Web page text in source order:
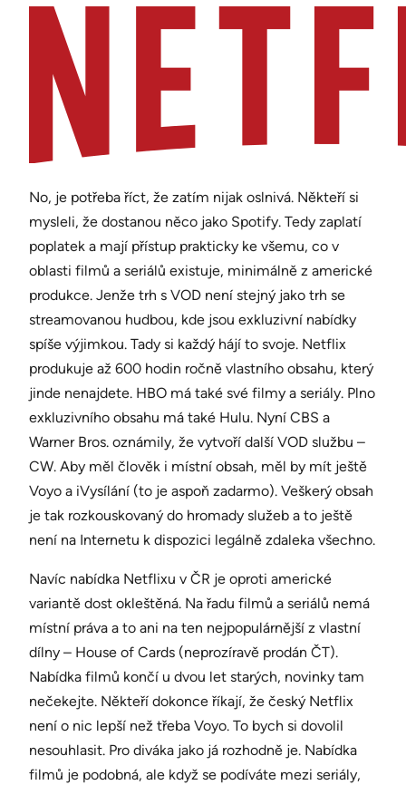
No, je potřeba říct, že zatím nijak oslnivá. Někteří si
mysleli, že dostanou něco jako Spotify. Tedy zaplatí
poplatek a mají přístup prakticky ke všemu, co v
oblasti filmů a seriálů existuje, minimálně z americké
produkce. Jenže trh s VOD není stejný jako trh se
streamovanou hudbou, kde jsou exkluzivní nabídky
spíše výjimkou. Tady si každý hájí to svoje. Netflix
produkuje až 600 hodin ročně vlastního obsahu, který
jinde nenajdete. HBO má také své filmy a seriály. Plno
exkluzivního obsahu má také Hulu. Nyní CBS a
Warner Bros. oznámily, že vytvoří další VOD službu –
CW. Aby měl člověk i místní obsah, měl by mít ještě
Voyo a iVysílání (to je aspoň zadarmo). Veškerý obsah
je tak rozkouskovaný do hromady služeb a to ještě
není na Internetu k dispozici legálně zdaleka všechno.
Navíc nabídka Netflixu v ČR je oproti americké
variantě dost okleštěná. Na řadu filmů a seriálů nemá
místní práva a to ani na ten nejpopulárnější z vlastní
dílny – House of Cards (neprozíravě prodán ČT).
Nabídka filmů končí u dvou let starých, novinky tam
nečekejte. Někteří dokonce říkají, že český Netflix
není o nic lepší než třeba Voyo. To bych si dovolil
nesouhlasit. Pro diváka jako já rozhodně je. Nabídka
filmů je podobná, ale když se podíváte mezi seriály,